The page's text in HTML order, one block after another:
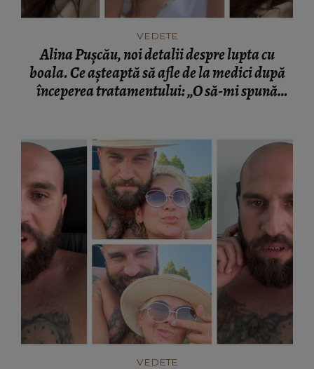
VEDETE
Alina Pușcău, noi detalii despre lupta cu
boala. Ce așteaptă să afle de la medici după
începerea tratamentului: „O să-mi spună
VEDETE